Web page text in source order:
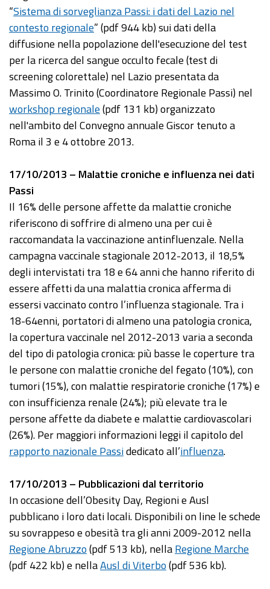
“Sistema di sorveglianza Passi: i dati del Lazio nel
contesto regionale” (pdf 944 kb) sui dati della
diffusione nella popolazione dell'esecuzione del test
per la ricerca del sangue occulto fecale (test di
screening colorettale) nel Lazio presentata da
Massimo O. Trinito (Coordinatore Regionale Passi) nel
workshop regionale(pdf 131 kb) organizzato
nell'ambito del Convegno annuale Giscor tenuto a
Roma il 3 e 4 ottobre 2013.
17/10/2013 – Malattie croniche e influenza nei dati
Passi
Il 16% delle persone affette da malattie croniche
riferiscono di soffrire di almeno una per cui è
raccomandata la vaccinazione antinfluenzale. Nella
campagna vaccinale stagionale 2012-2013, il 18,5%
degli intervistati tra 18 e 64 anni che hanno riferito di
essere affetti da una malattia cronica afferma di
essersi vaccinato contro l’influenza stagionale. Tra i
18-64enni, portatori di almeno una patologia cronica,
la copertura vaccinale nel 2012-2013 varia a seconda
del tipo di patologia cronica: più basse le coperture tra
le persone con malattie croniche del fegato (10%), con
tumori (15%), con malattie respiratorie croniche (17%) e
con insufficienza renale (24%); più elevate tra le
persone affette da diabete e malattie cardiovascolari
(26%). Per maggiori informazioni leggi il capitolo del
rapporto nazionale Passidedicato all’influenza.
17/10/2013 – Pubblicazioni dal territorio
In occasione dell’Obesity Day, Regioni e Ausl
pubblicano i loro dati locali. Disponibili on line le schede
su sovrappeso e obesità tra gli anni 2009-2012 nella
Regione Abruzzo(pdf 513 kb), nellaRegione Marche
(pdf 422 kb) e nellaAusl di Viterbo(pdf 536 kb).